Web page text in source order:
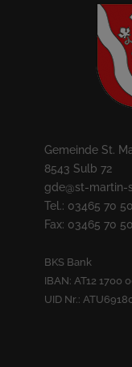
Gemeinde St.
8543 Sulb 72
gde@st-martin-
Tel.: 03465 70 50
Fax: 03465 70
BKS Bank
IBAN: AT12 1700
UID Nr.: